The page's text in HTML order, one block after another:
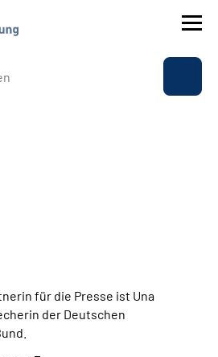
für die Presse ist Una
der Deutschen